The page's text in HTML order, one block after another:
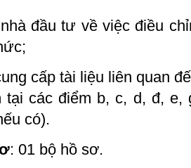
đầu tư về việc điều
cấp tài liệu liên quan
tại các điểm b, c, d, đ,
có).
: 01 bộ hồ sơ.